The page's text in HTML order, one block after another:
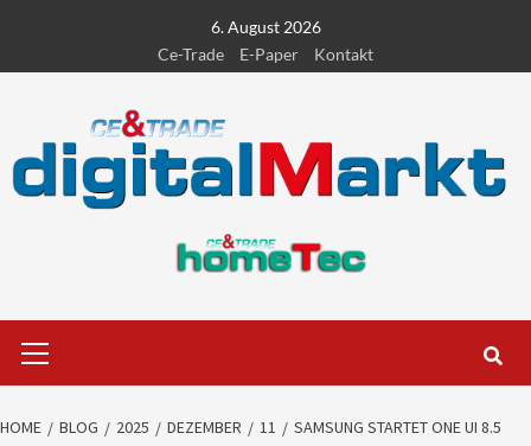
content
6. August 2026
Ce-Trade
E-Paper Kontakt
Menu
HOME BLOG 2025 DEZEMBER 11
SAMSUNG STARTET ONE UI 8.5